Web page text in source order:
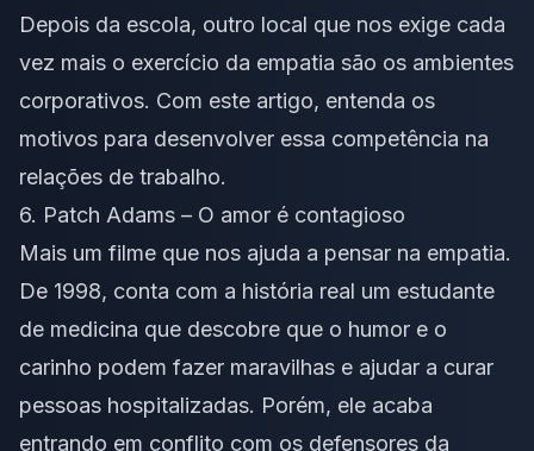
Depois da escola, outro local que nos exige cada
vez mais o exercício da empatia são os ambientes
corporativos. Com este artigo, entenda os
motivos para desenvolver essa competência na
relações de trabalho.
6. Patch Adams – O amor é contagioso
Mais um filme que nos ajuda a pensar na empatia.
De 1998, conta com a história real um estudante
de medicina que descobre que o humor e o
carinho podem fazer maravilhas e ajudar a curar
pessoas hospitalizadas. Porém, ele acaba
entrando em conflito com os defensores da